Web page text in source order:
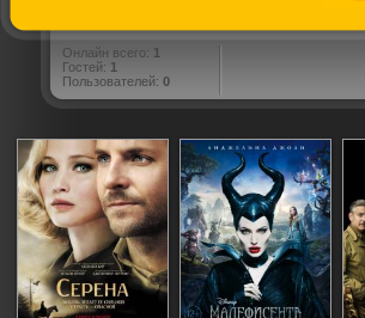
Онлайн всего: 1
Гостей: 1
Пользователей: 0